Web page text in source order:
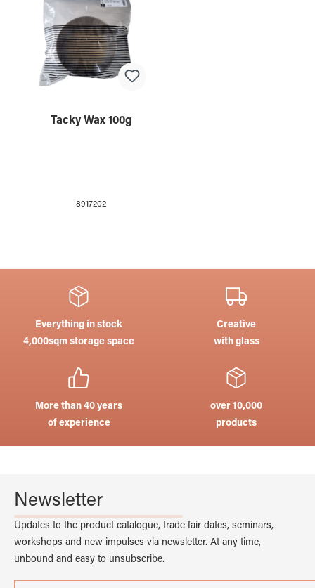
Tacky Wax 100g
8917202
Everything in stock
4,000sqm storage space
Creative
with glass
More than 40 years
of experience
over 10,000
products
Newsletter
Updates to the product catalogue, trade fair dates, seminars,
workshops and new impulses via newsletter. At any time,
unbound and easy to unsubscribe.